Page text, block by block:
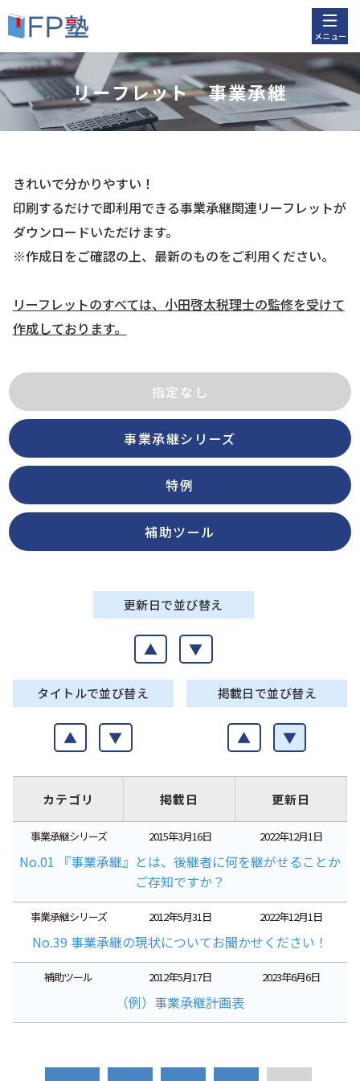
メニュー
リーフレット 事業承継
きれいで分かりやすい！
印刷するだけで即利用できる事業承継関連リーフレットが
ダウンロードいただけます。
※作成日をご確認の上、最新のものをご利用ください。
リーフレットのすべては、小田啓太税理士の監修を受けて
作成しております。
指定なし
事業承継シリーズ
特例
補助ツール
更新日で並び替え
▲ ▼
タイトルで並び替え
▲ ▼
掲載日で並び替え
▲ ▼
カテゴリ 掲載日 更新日
事業承継シリーズ 2015年3月16日 2022年12月1日
No.01 『事業承継』とは、後継者に何を継がせることか
ご存知ですか？
事業承継シリーズ 2012年5月31日 2022年12月1日
No.39 事業承継の現状についてお聞かせください！
補助ツール 2012年5月17日 2023年6月6日
（例）事業承継計画表